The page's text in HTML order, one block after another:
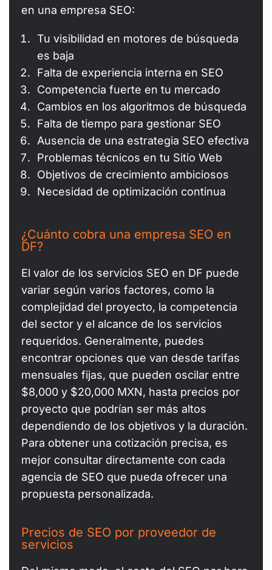
en una empresa SEO:
Tu visibilidad en motores de búsqueda
es baja
Falta de experiencia interna en SEO
Competencia fuerte en tu mercado
Cambios en los algoritmos de búsqueda
Falta de tiempo para gestionar SEO
Ausencia de una estrategia SEO efectiva
Problemas técnicos en tu Sitio Web
Objetivos de crecimiento ambiciosos
Necesidad de optimización continua
¿Cuánto cobra una empresa SEO en
DF?
El valor de los servicios SEO en DF puede
variar según varios factores, como la
complejidad del proyecto, la competencia
del sector y el alcance de los servicios
requeridos. Generalmente, puedes
encontrar opciones que van desde tarifas
mensuales fijas, que pueden oscilar entre
$8,000 y $20,000 MXN, hasta precios por
proyecto que podrían ser más altos
dependiendo de los objetivos y la duración.
Para obtener una cotización precisa, es
mejor consultar directamente con cada
agencia de SEO que pueda ofrecer una
propuesta personalizada.
Precios de SEO por proveedor de
servicios